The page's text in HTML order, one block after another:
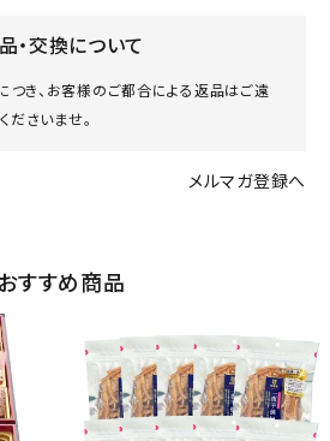
・交換について
き、お客様のご都合による返品はご遠
ださいませ。
メルマガ登録へ
おすすめ商品